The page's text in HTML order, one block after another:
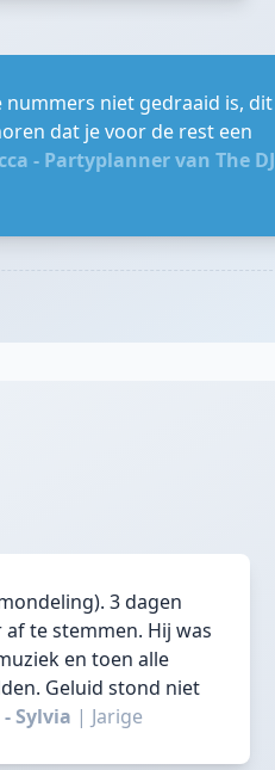
nummers niet gedraaid is, dit
dat je voor de rest een
- Partyplanner van The DJ
3 dagen
te stemmen. Hij was
en toen alle
Geluid stond niet
- Sylvia | Jarige